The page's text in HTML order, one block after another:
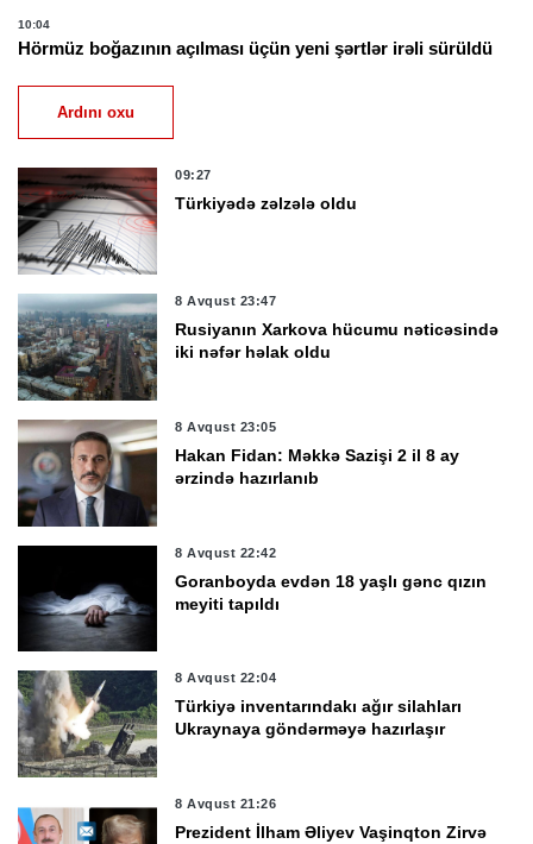
10:04
Hörmüz boğazının açılması üçün yeni şərtlər irəli sürüldü
Ardını oxu
09:27
Türkiyədə zəlzələ oldu
8 Avqust 23:47
Rusiyanın Xarkova hücumu nəticəsində
iki nəfər həlak oldu
8 Avqust 23:05
Hakan Fidan: Məkkə Sazişi 2 il 8 ay
ərzində hazırlanıb
8 Avqust 22:42
Goranboyda evdən 18 yaşlı gənc qızın
meyiti tapıldı
8 Avqust 22:04
Türkiyə inventarındakı ağır silahları
Ukraynaya göndərməyə hazırlaşır
8 Avqust 21:26
Prezident İlham Əliyev Vaşinqton Zirvə